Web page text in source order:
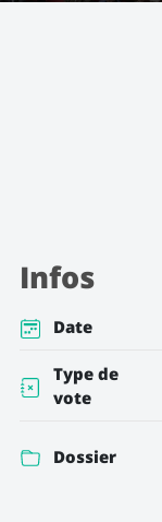
Infos
Date
Type de
vote
Dossier